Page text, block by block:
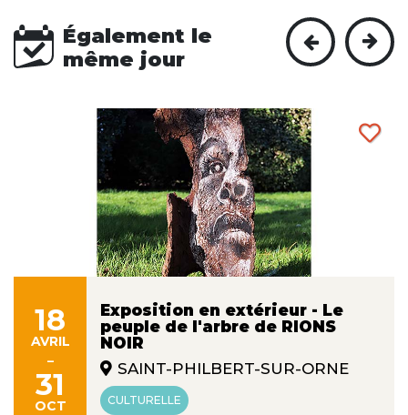
Également le
même jour
18
AVRIL
-
31
OCT
Exposition en extérieur - Le
peuple de l'arbre de RIONS
NOIR
SAINT-PHILBERT-SUR-ORNE
CULTURELLE